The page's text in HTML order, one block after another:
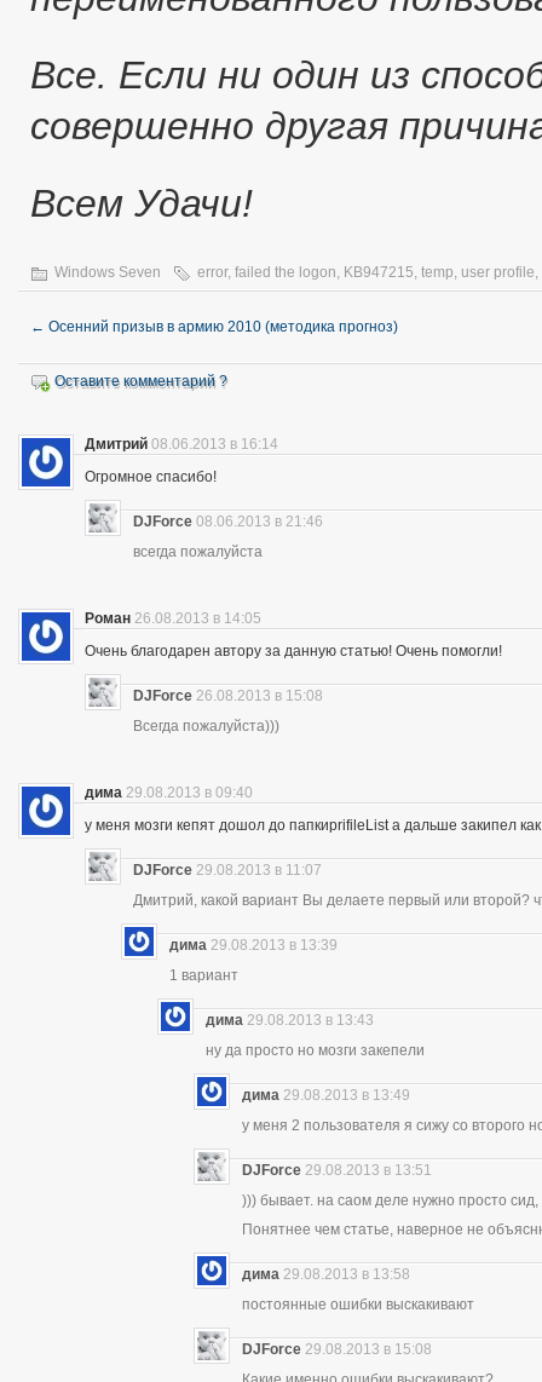
Все. Если ни один из
совершенно другая
Всем Удачи!
Windows Seven error, failed the logon KB947215 temp user profile
← Осенний призыв в армию 2010 (методика прогноз)
Оставите комментарий ?
Дмитрий 08.06.2013 в 16:14
Огромное спасибо!
DJForce 08.06.2013 в 21:46
всегда пожалуйста
Роман 26.08.2013 в 14:05
Очень благодарен автору за данную статью! Очень помогли!
DJForce 26.08.2013 в 15:08
Всегда пожалуйста)))
дима 29.08.2013 в 09:40
у меня мозги кепят дошол до папкиprifileList а дальше закипел
DJForce 29.08.2013 в 11:07
Дмитрий, какой вариант Вы делаете первый или второй?
дима 29.08.2013 в 13:39
1 вариант
дима 29.08.2013 в 13:43
ну да просто но мозги закепели
дима 29.08.2013 в 13:49
у меня 2 пользователя я сижу со второго
DJForce 29.08.2013 в 13:51
))) бывает. на саом деле нужно просто
Понятнее чем статье, наверное не
дима 29.08.2013 в 13:58
постоянные ошибки выскакивают
DJForce 29.08.2013 в 15:08